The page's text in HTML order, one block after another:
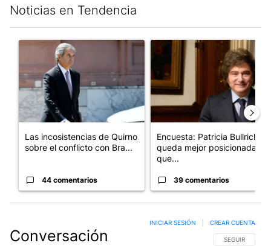
Noticias en Tendencia
Un artículo de tendencia con el título "Las incosistencias de
Las incosistencias de Quirno
sobre el conflicto con Bra...
44 comentarios
Un artículo de tendencia con
Encuesta: Patricia Bullrich
queda mejor posicionada
que...
39 comentarios
Conversación SIGA ESTA
SEGUIR
INICIAR SESIÓN CREAR CUENTA